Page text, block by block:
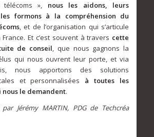
», nous les aidons, leurs
formons à la compréhension du
, et de l’organisation qui s’articule
Et c’est souvent à travers cette
de conseil, que nous gagnons la
qui nous ouvrent leur porte, et via
nous apportons des solutions
et personnalisées à toutes les
le demandent.
Jérémy MARTIN, PDG de Techcréa